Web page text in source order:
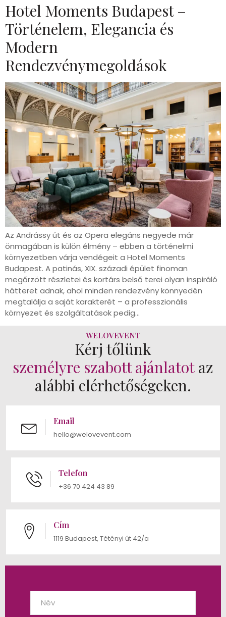
Hotel Moments Budapest –
Történelem, Elegancia és
Modern
Rendezvénymegoldások
Az Andrássy út és az Opera elegáns negyede már
önmagában is külön élmény – ebben a történelmi
környezetben várja vendégeit a Hotel Moments
Budapest. A patinás, XIX. századi épület finoman
megőrzött részletei és kortárs belső terei olyan inspiráló
hátteret adnak, ahol minden rendezvény könnyedén
megtalálja a saját karakterét – a professzionális
környezet és szolgáltatások pedig…
WELOVEVENT
Kérj tőlünk
személyre szabott ajánlatot az
alábbi elérhetőségeken.
Email
hello@welovevent.com
Telefon
+36 70 424 43 89
Cím
1119 Budapest, Tétényi út 42/a